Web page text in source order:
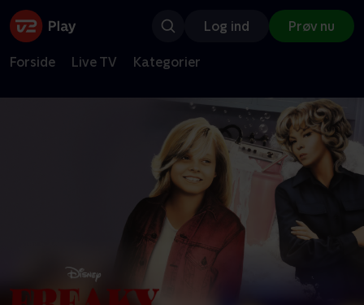
Log ind Prøv nu
Forside Live TV Kategorier